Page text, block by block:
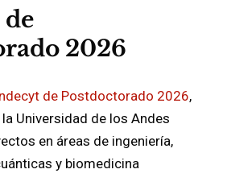
2026
de Postdoctorado 2026,
Universidad de los Andes
en áreas de ingeniería,
y biomedicina